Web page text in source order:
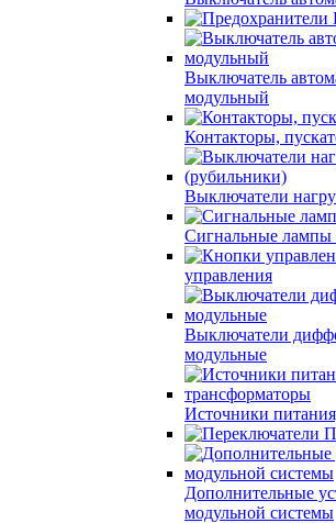
Выключатель
модульный
Контакторы,
Выключатели
Сигнальные лампы
управления
Выключатели
модульные
Источники
Дополнительные
модульной системы